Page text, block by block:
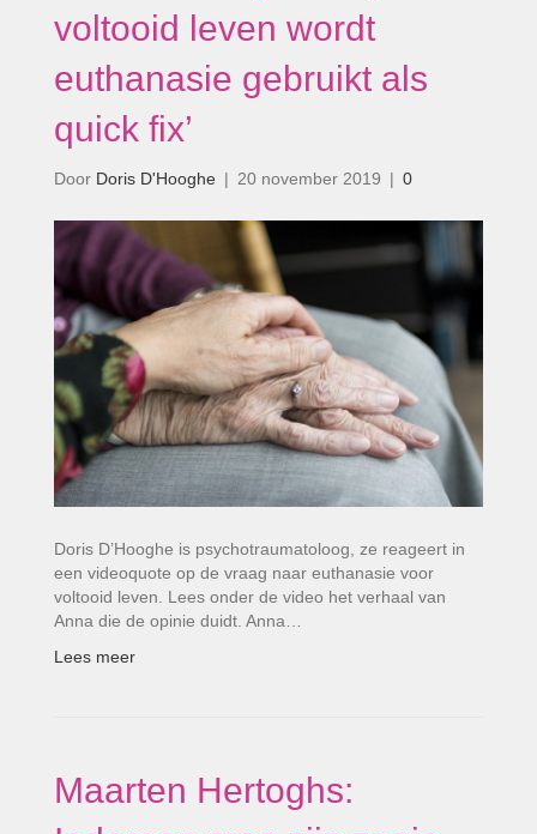
voltooid leven wordt
euthanasie gebruikt als
quick fix’
Door Doris D'Hooghe | 20 november 2019 | 0
Doris D’Hooghe is psychotraumatoloog, ze reageert in
een videoquote op de vraag naar euthanasie voor
voltooid leven. Lees onder de video het verhaal van
Anna die de opinie duidt. Anna…
Lees meer
Maarten Hertoghs: